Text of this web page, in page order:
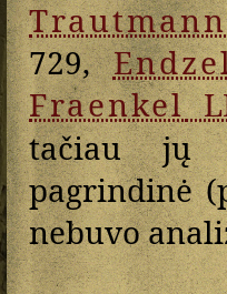
Trautmann
729,
Fraenkel
tačiau jų
pagrindinė
nebuvo